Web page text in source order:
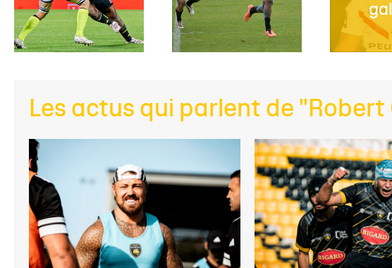
Six joueurs, trois duos, autant de rituels. En partenariat avec
EBAC, Partenaire Majeur du Stade...
Les actus qui parlent de "Robert